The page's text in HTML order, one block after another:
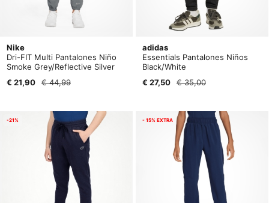
Nike
Dri-FIT Multi Pantalones Niño
Smoke Grey/Reflective Silver
€ 21,90
€ 44,99
adidas
Essentials Pantalones Niños
Black/White
€ 27,50
€ 35,00
-21% - 15% EXTRA